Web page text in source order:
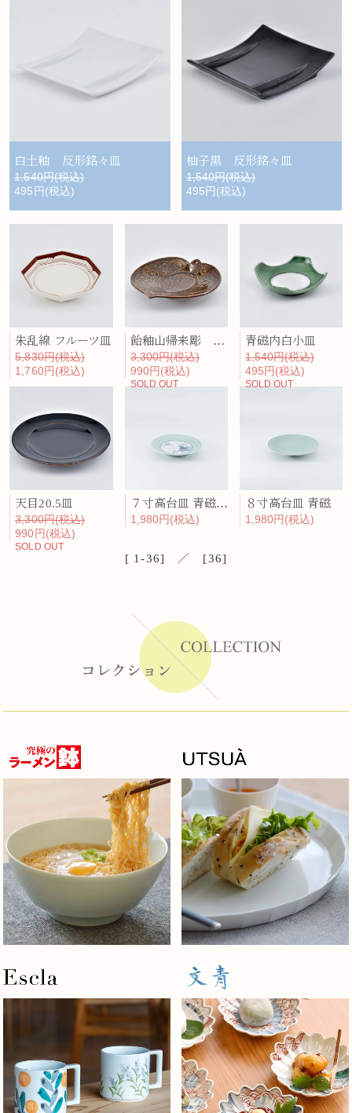
白土釉 反形銘々皿
1,540円(税込)
495円(税込)
柚子黒 反形銘々皿
1,540円(税込)
495円(税込)
朱乱線 フルーツ皿
5,830円(税込)
1,760円(税込)
飴釉山帰来彫 盛皿
3,300円(税込)
990円(税込)
SOLD OUT
青磁内白小皿
1,540円(税込)
495円(税込)
SOLD OUT
天目20.5皿
3,300円(税込)
990円(税込)
SOLD OUT
７寸高台皿 青磁内山水
1,980円(税込)
８寸高台皿 青磁
1,980円(税込)
[ 1-36] ／ [36]